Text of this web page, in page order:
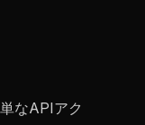
なAPIアク